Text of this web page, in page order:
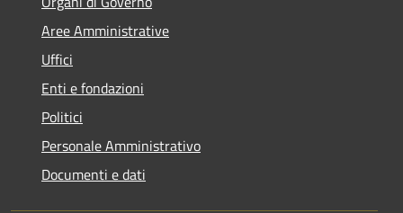
Aree Amministrative
Uffici
Enti e fondazioni
Politici
Personale Amministrativo
Documenti e dati